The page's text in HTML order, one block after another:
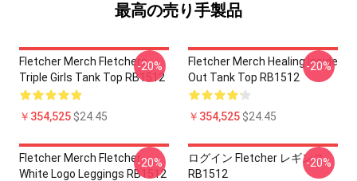
最高の売り手製品
Fletcher Merch Fletchers
Triple Girls Tank Top RB1512
￥354,525$24.45
-20%
Fletcher Merch Healing Inside
Out Tank Top RB1512
￥354,525$24.45
-20%
Fletcher Merch Fletcher
White Logo Leggings RB1512
-20%
ログイン Fletcher レギンス
RB1512
-20%